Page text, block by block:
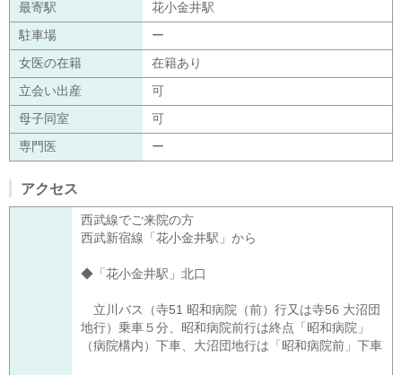
最寄駅 花小金井駅
駐車場 ー
女医の在籍 在籍あり
立会い出産 可
母子同室 可
専門医 ー
アクセス
西武線でご来院の方
西武新宿線「花小金井駅」から
◆「花小金井駅」北口
立川バス（寺51 昭和病院（前）行又は寺56 大沼団
地行）乗車５分、昭和病院前行は終点「昭和病院」
（病院構内）下車、大沼団地行は「昭和病院前」下車